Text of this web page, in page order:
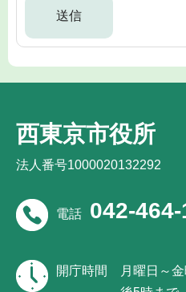
西東京市役所
法人番号1000020132292
電話 042-
開庁時間
月曜日～